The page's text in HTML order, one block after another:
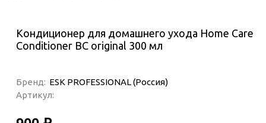
Кондиционер для домашнего ухода Home Care
Conditioner ВС original 300 мл
Бренд: ESK PROFESSIONAL (Россия)
Артикул: